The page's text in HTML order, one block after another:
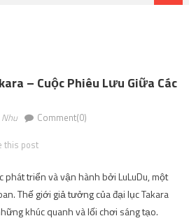
– Cuộc Phiêu Lưu Giữa Các
Comment(0)
this post
phát triển và vận hành bởi LuLuDu, một
Thế giới giả tưởng của đại lục Takara
khúc quanh và lối chơi sáng tạo.